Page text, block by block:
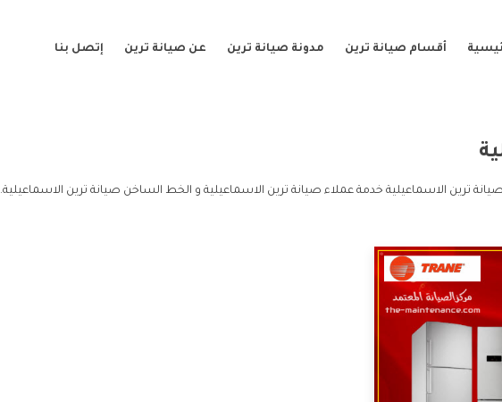
أقسام صيانة ترين مدونة صيانة ترين عن صيانة ترين إتصل بنا
ترين الاسماعيلية خدمة عملاء صيانة ترين الاسماعيلية و الخط الساخن صيانة ترين الاسماعيلية.